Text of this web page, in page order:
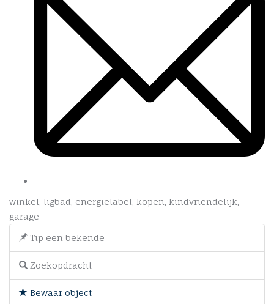
winkel ligbad energielabel kopen kindvriendelijk
garage
Tip een bekende
Zoekopdracht
Bewaar object